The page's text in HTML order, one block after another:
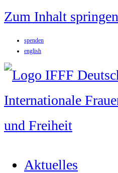
Zum Inhalt springen
spenden
english
Aktuelles